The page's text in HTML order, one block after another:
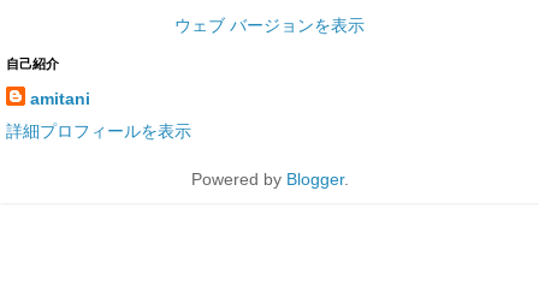
ウェブ バージョンを表示
自己紹介
amitani
詳細プロフィールを表示
Powered by Blogger.